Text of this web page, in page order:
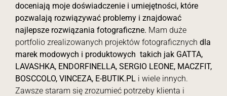
doceniają moje doświadczenie i umiejętności, które
pozwalają rozwiązywać problemy i znajdować
najlepsze rozwiązania fotograficzne. Mam duże
portfolio zrealizowanych projektów fotograficznych dla
marek modowych i produktowych takich jak GATTA,
LAVASHKA, ENDORFINELLA, SERGIO LEONE, MACZFIT,
BOSCCOLO, VINCEZA, E-BUTIK.PL i wiele innych.
Zawsze staram się zrozumieć potrzeby klienta i